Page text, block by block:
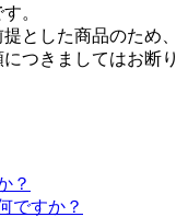
。
とした商品のため、
つきましてはお断り
？
ですか？